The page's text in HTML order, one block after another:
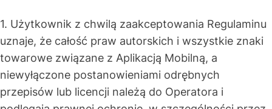
1. Użytkownik z chwilą zaakceptowania Regulaminu
uznaje, że całość praw autorskich i wszystkie znaki
towarowe związane z Aplikacją Mobilną, a
niewyłączone postanowieniami odrębnych
przepisów lub licencji należą do Operatora i